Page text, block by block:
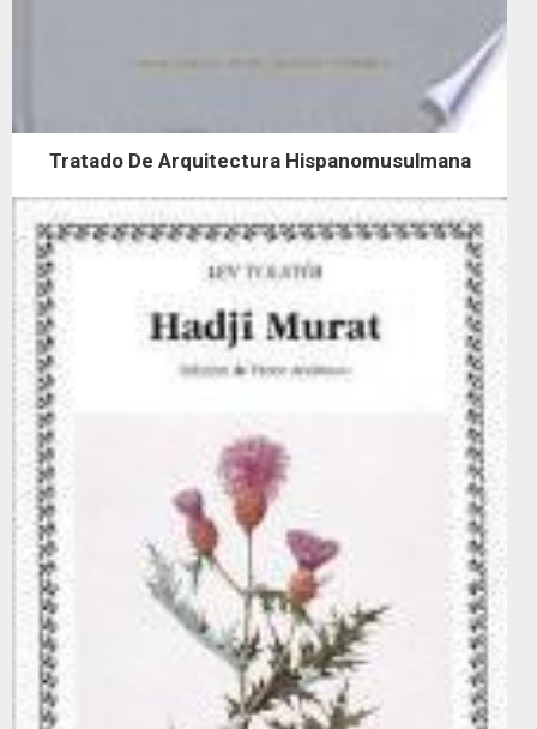
Tratado De Arquitectura Hispanomusulmana